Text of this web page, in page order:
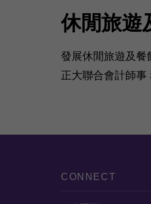
休閒旅遊
發展休閒旅遊及餐
正大聯合會計師事
CONNECT